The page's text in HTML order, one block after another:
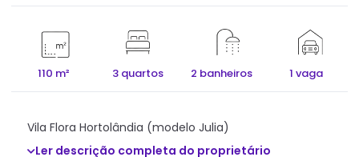
110 m² 3 quartos 2 banheiros 1 vaga
Vila Flora Hortolândia (modelo Julia)
Ler descrição completa do proprietário